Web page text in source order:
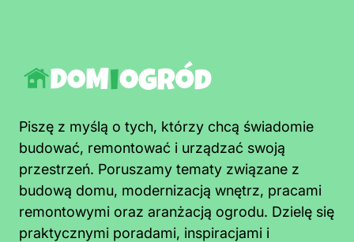
Piszę z myślą o tych, którzy chcą świadomie
budować, remontować i urządzać swoją
przestrzeń. Poruszamy tematy związane z
budową domu, modernizacją wnętrz, pracami
remontowymi oraz aranżacją ogrodu. Dzielę się
praktycznymi poradami, inspiracjami i